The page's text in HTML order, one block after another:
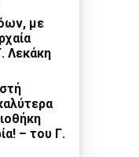
με
Λεκάκη
– του Γ.